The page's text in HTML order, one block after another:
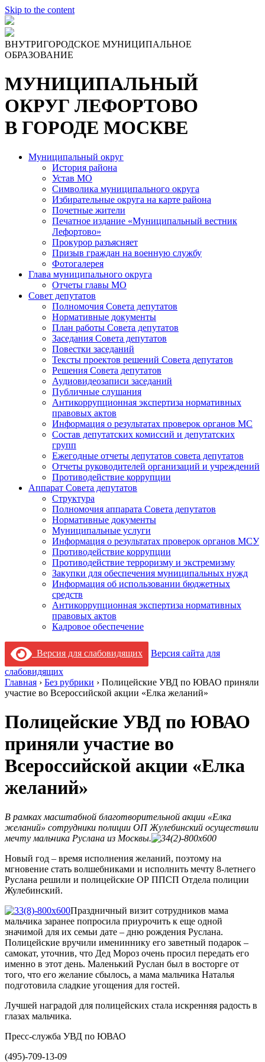
Skip to the content
ВНУТРИГОРОДСКОЕ МУНИЦИПАЛЬНОЕ
ОБРАЗОВАНИЕ
МУНИЦИПАЛЬНЫЙ
ОКРУГ ЛЕФОРТОВО
В ГОРОДЕ МОСКВЕ
Муниципальный округ
История района
Устав МО
Символика муниципального округа
Избирательные округа на карте района
Почетные жители
Печатное издание «Муниципальный вестник
Лефортово»
Прокурор разъясняет
Призыв граждан на военную службу
Фотогалерея
Глава муниципального округа
Отчеты главы МО
Совет депутатов
Полномочия Совета депутатов
Нормативные документы
План работы Совета депутатов
Заседания Cовета депутатов
Повестки заседаний
Тексты проектов решений Совета депутатов
Решения Совета депутатов
Аудиовидеозаписи заседаний
Публичные слушания
Антикоррупционная экспертиза нормативных
правовых актов
Информация о результатах проверок органов МС
Состав депутатских комиссий и депутатских
групп
Ежегодные отчеты депутатов совета депутатов
Отчеты руководителей организаций и учреждений
Противодействие коррупции
Аппарат Совета депутатов
Структура
Полномочия аппарата Совета депутатов
Нормативные документы
Муниципальные услуги
Информация о результатах проверок органов МСУ
Противодействие коррупции
Противодействие терроризму и экстремизму
Закупки для обеспечения муниципальных нужд
Информация об использовании бюджетных
средств
Антикоррупционная экспертиза нормативных
правовых актов
Кадровое обеспечение
Версия для слабовидящих
Версия сайта для
слабовидящих
Главная › Без рубрики › Полицейские УВД по ЮВАО приняли
участие во Всероссийской акции «Елка желаний»
Полицейские УВД по ЮВАО
приняли участие во
Всероссийской акции «Елка
желаний»
В рамках масштабной благотворительной акции «Елка
желаний» сотрудники полиции ОП Жулебинский осуществили
мечту мальчика Руслана из Москвы.
Новый год – время исполнения желаний, поэтому на
мгновение стать волшебниками и исполнить мечту 8-летнего
Руслана решили и полицейские ОР ППСП Отдела полиции
Жулебинский.
Праздничный визит сотрудников мама
мальчика заранее попросила приурочить к еще одной
значимой для их семьи дате – дню рождения Руслана.
Полицейские вручили имениннику его заветный подарок –
самокат, уточнив, что Дед Мороз очень просил передать его
именно в этот день. Маленький Руслан был в восторге от
того, что его желание сбылось, а мама мальчика Наталья
подготовила сладкие угощения для гостей.
Лучшей наградой для полицейских стала искренняя радость в
глазах мальчика.
Пресс-служба УВД по ЮВАО
(495)-709-13-09